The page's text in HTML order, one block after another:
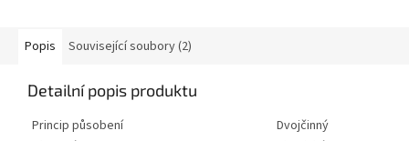
Popis Související soubory (2)
Detailní popis produktu
Princip působení
Dvojčinný